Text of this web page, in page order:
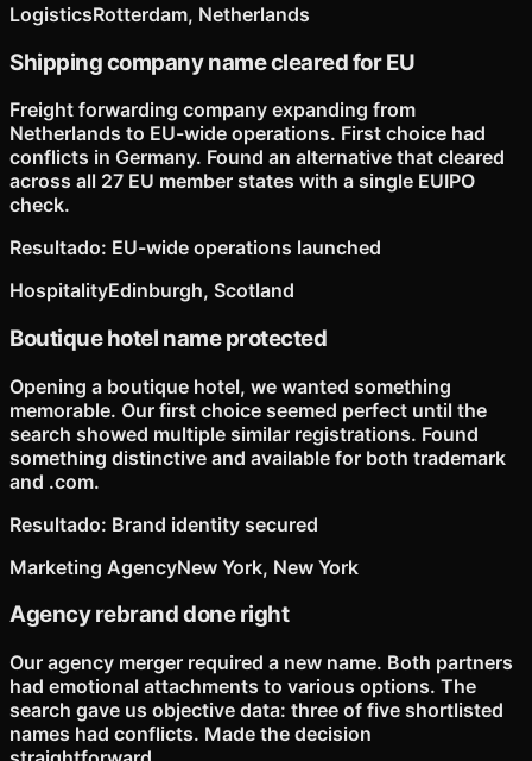
LogisticsRotterdam, Netherlands
Shipping company name cleared for EU
Freight forwarding company expanding from
Netherlands to EU-wide operations. First choice had
conflicts in Germany. Found an alternative that cleared
across all 27 EU member states with a single EUIPO
check.
Resultado: EU-wide operations launched
HospitalityEdinburgh, Scotland
Boutique hotel name protected
Opening a boutique hotel, we wanted something
memorable. Our first choice seemed perfect until the
search showed multiple similar registrations. Found
something distinctive and available for both trademark
and .com.
Resultado: Brand identity secured
Marketing AgencyNew York, New York
Agency rebrand done right
Our agency merger required a new name. Both partners
had emotional attachments to various options. The
search gave us objective data: three of five shortlisted
names had conflicts. Made the decision